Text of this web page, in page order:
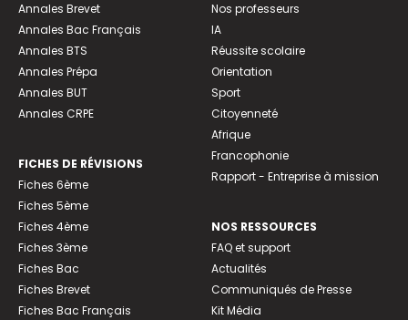
Annales Brevet
Annales Bac Français
Annales BTS
Annales Prépa
Annales BUT
Annales CRPE
FICHES DE RÉVISIONS
Fiches 6ème
Fiches 5ème
Fiches 4ème
Fiches 3ème
Fiches Bac
Fiches Brevet
Fiches Bac Français
Nos professeurs
IA
Réussite scolaire
Orientation
Sport
Citoyenneté
Afrique
Francophonie
Rapport - Entreprise à mission
NOS RESSOURCES
FAQ et support
Actualités
Communiqués de Presse
Kit Média